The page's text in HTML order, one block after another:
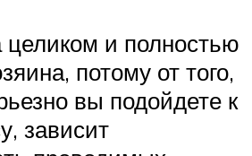
и полностью
потому от того,
вы подойдете к
зависит